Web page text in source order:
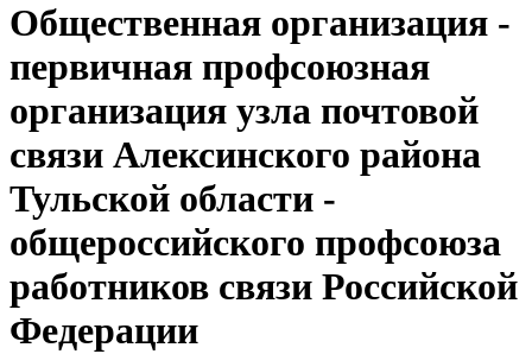
Общественная организация -
первичная профсоюзная
организация узла почтовой
связи Алексинского района
Тульской области -
общероссийского профсоюза
работников связи Российской
Федерации